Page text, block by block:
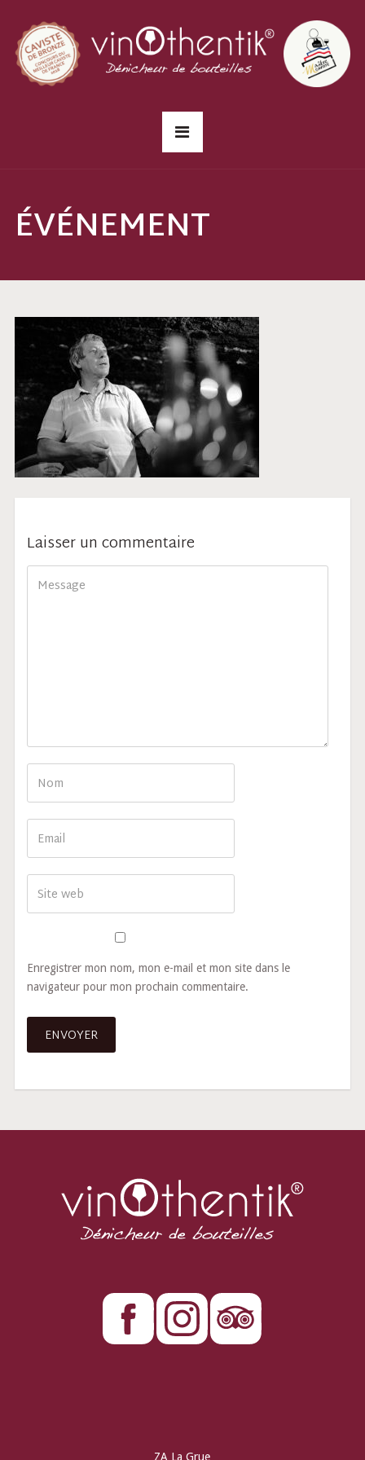
ÉVÉNEMENT
Laisser un commentaire
Enregistrer mon nom, mon e-mail et mon site dans le
navigateur pour mon prochain commentaire.
ZA La Grue